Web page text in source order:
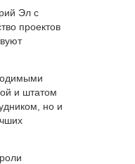
Эл с
проектов
и штатом
но и